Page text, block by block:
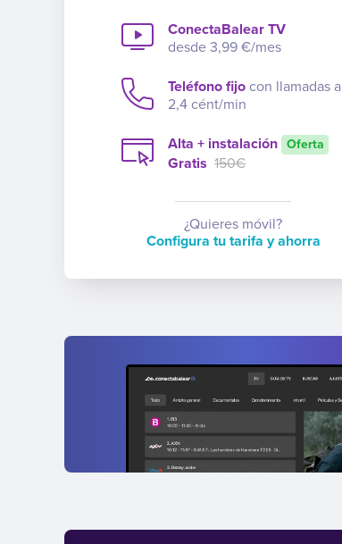
ConectaBalear TV
desde 3,99 €/mes
Teléfono fijo con llamadas a
2,4 cént/min
Alta + instalación Oferta
Gratis 150€
¿Quieres móvil?
Configura tu tarifa y ahorra